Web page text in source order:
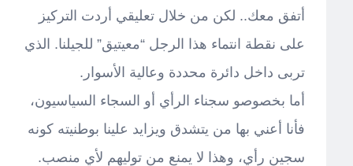
أتفق معك.. لكن من خلال تعليقي أردت التركيز
على نقطة انتماء هذا الرجل “معيتيق” للجيلنا. الذي
تربى داخل دائرة محددة وعالية الأسوار.
أما بخصوصو سجناء الرأي أو السجاء السياسيون،
فأنا أعني بها من يتشدق ويزايد علينا بوطنيته كونه
سجين رأي، وهذا لا يمنع من توليهم لأي منصب.